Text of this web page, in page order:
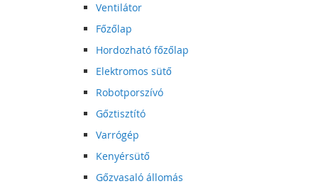
Ventilátor
Főzőlap
Hordozható főzőlap
Elektromos sütő
Robotporszívó
Gőztisztító
Varrógép
Kenyérsütő
Gőzvasaló állomás